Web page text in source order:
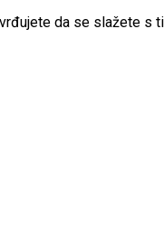
da se slažete s